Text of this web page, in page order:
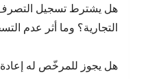
هل يشترط تسجيل
التجارية؟ وما أثر عدم
هل يجوز للمرخّص له إعادة